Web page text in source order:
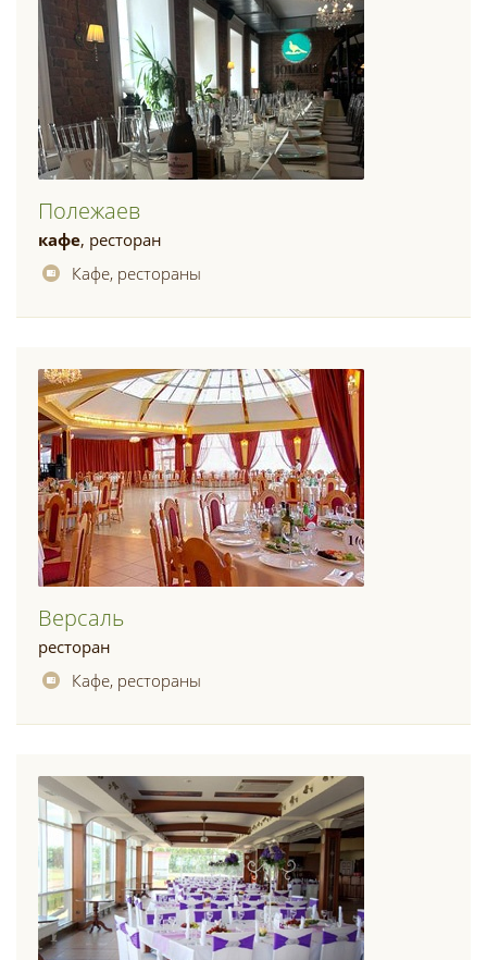
Полежаев
кафе, ресторан
Кафе, рестораны
Версаль
ресторан
Кафе, рестораны